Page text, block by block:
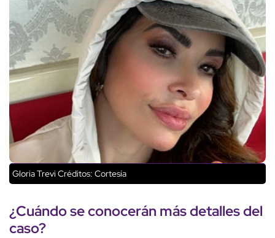
Gloria Trevi Créditos: Cortesía
¿Cuándo se conocerán más detalles del
caso?